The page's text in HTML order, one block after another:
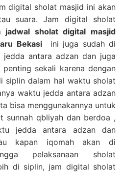
digital sholat masjid ini akan
suara. Jam digital sholat
jadwal sholat digital masjid
Bekasiini juga sudah di
antara adzan dan juga
sekali karena dengan
dalam hal waktu sholat
waktu jedda antara adzan
bisa menggunakannya untuk
sunnah qbliyah dan berdoa ,
jedda antara adzan dan
kapan iqomah akan di
pelaksanaan sholat
di siplin, jam digital sholat